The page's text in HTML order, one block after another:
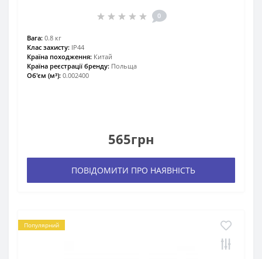
0
Вага: 0.8 кг
Клас захисту: IP44
Країна походження: Китай
Країна реєстрації бренду: Польща
Об'єм (м³): 0.002400
565грн
ПОВІДОМИТИ ПРО НАЯВНІСТЬ
Популярний